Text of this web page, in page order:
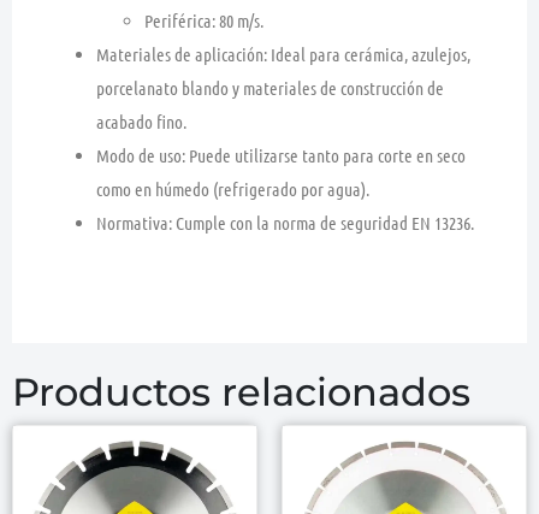
Periférica:80 m/s.
Materiales de aplicación: Ideal para cerámica, azulejos,
porcelanato blando y materiales de construcción de
acabado fino.
Modo de uso: Puede utilizarse tanto para corte en seco
como en húmedo (refrigerado por agua).
Normativa: Cumple con la norma de seguridad EN 13236.
Productos relacionados